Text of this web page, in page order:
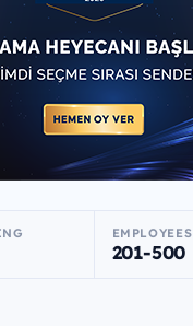
EMPLOYEES
201-500